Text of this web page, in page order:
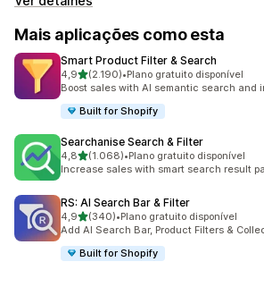
Mais aplicações como esta
Smart Product Filter & Search
4,9de 5 estrelas
(2.190)
2190 total de avaliações
•Plano gratuito disponível
Boost sales with AI semantic search and
Built for Shopify
Searchanise Search & Filter
4,8de 5 estrelas
(1.068)
1068 total de avaliações
•Plano gratuito disponível
Increase sales with smart search result
RS: AI Search Bar & Filter
4,9de 5 estrelas
(340)
340 total de avaliações
•Plano gratuito disponível
Add AI Search Bar, Product Filters &
Built for Shopify